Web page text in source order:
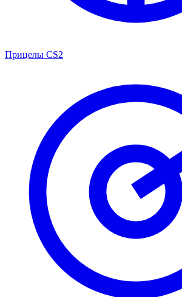
Прицелы CS2